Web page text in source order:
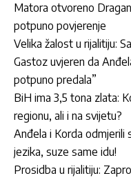
Matora otvoreno
potpuno povjerenje
Velika žalost u rijalitiju:
Gastoz uvjeren da
potpuno predala”
BiH ima 3,5 tona zlata:
regionu, ali i na svijetu?
Anđela i Korda odmjerili
jezika, suze same idu!
Prosidba u rijalitiju: